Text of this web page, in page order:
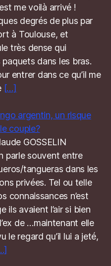
me voilà arrivé !
degrés de plus par
à Toulouse, et
très dense qui
dans les bras.
entrer dans ce qu’il me
[…]
argentin, un risque
couple?
GOSSELIN
parle souvent entre
tangueras dans les
privées. Tel ou telle
connaissances n’est
ils avaient l’air si bien
de …maintenant elle
le regard qu’il lui a jeté,